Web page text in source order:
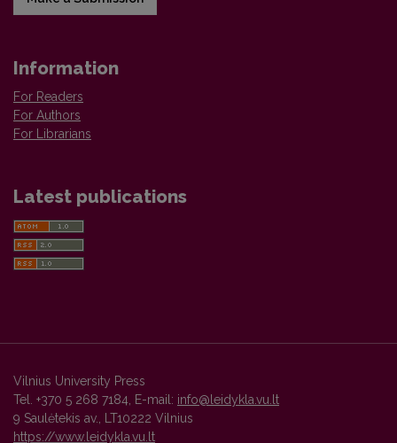
Information
For Readers
For Authors
For Librarians
Latest publications
Vilnius University Press
Tel. +370 5 268 7184, E-mail: info@leidykla.vu.lt
9 Saulėtekis av., LT10222 Vilnius
https://www.leidykla.vu.lt